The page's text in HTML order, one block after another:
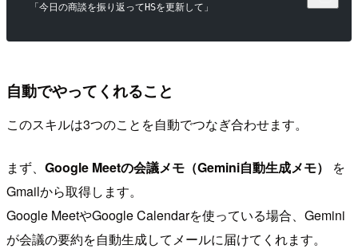
「今日の商談を振り返ってHSを更新して」
自動でやってくれること
このスキルは3つのことを自動でつなぎ合わせます。
まず、 Google Meetの会議メモ（Gemini自動生成メモ）
を
Gmailから取得します。
Google MeetやGoogle Calendarを使っている場合、Gemini
が会議の要約を自動生成してメールに届けてくれます。